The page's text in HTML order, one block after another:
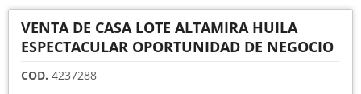
VENTA DE CASA LOTE ALTAMIRA HUILA
ESPECTACULAR OPORTUNIDAD DE NEGOCIO
COD. 4237288